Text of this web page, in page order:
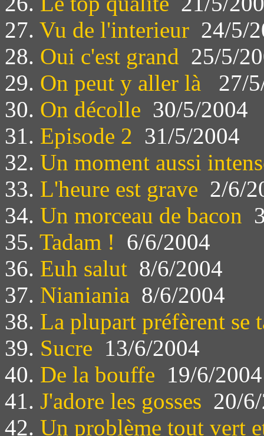
27. Vu de l'interieur 24/5/
28. Oui c'est grand 25/5/
29. On peut y aller là
27/
30. On décolle 30/5/2004
31. Episode 2 31/5/2004
32. Un moment aussi
33. L'heure est grave 2/6/
34. Un morceau de bacon
35. Tadam ! 6/6/2004
36. Euh salut 8/6/2004
37. Nianiania 8/6/2004
38. La plupart préfèrent se
39. Sucre 13/6/2004
40. De la bouffe 19/6/2004
41. J'adore les gosses 20/
42. Un problème tout vert